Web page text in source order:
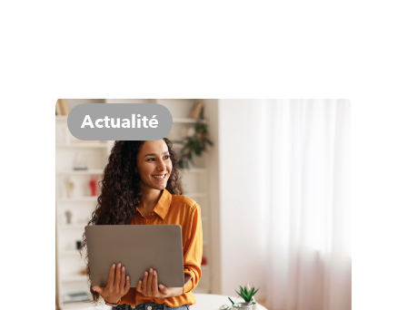
Actualité